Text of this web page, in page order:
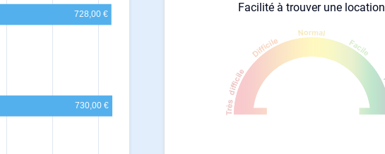
Facilité à trouver une location